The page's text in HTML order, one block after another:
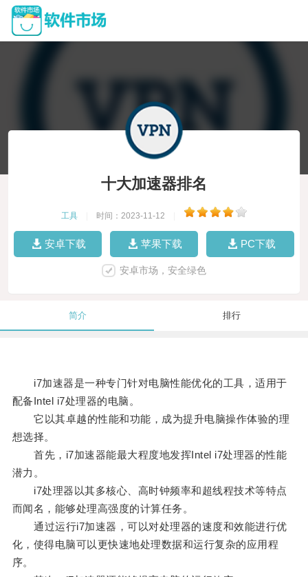
十大加速器排名
工具 时间：2023-11-12
安卓下载 苹果下载 PC下载
安卓市场，安全绿色
简介 排行
i7加速器是一种专门针对电脑性能优化的工具，适用于
配备Intel i7处理器的电脑。
它以其卓越的性能和功能，成为提升电脑操作体验的理
想选择。
首先，i7加速器能最大程度地发挥Intel i7处理器的性能
潜力。
i7处理器以其多核心、高时钟频率和超线程技术等特点
而闻名，能够处理高强度的计算任务。
通过运行i7加速器，可以对处理器的速度和效能进行优
化，使得电脑可以更快速地处理数据和运行复杂的应用程
序。